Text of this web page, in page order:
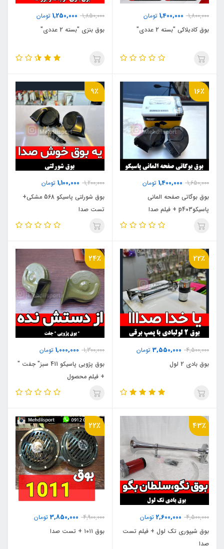
1,800,000
1,400,000 تومان
بوق کادیلاکی "بسته 2 عددی"
1,850,000
1,250,000 تومان
بوق بنزی "بسته 2 عددی"
16٪
1,650,000
1,400,000 تومان
بوق بوگاتی صفحه المانی
پاسیکوp403 + فیلم صدا
9٪
1,200,000
1,100,000 تومان
بوق شورلتی پاسیکو 568 مشکی+
تست صدا
22٪
4,500,000
3,550,000 تومان
بوق بادی 2 لول
24٪
1,300,000
1,000,000 تومان
بوق پژویی پاسیکو 411 سبز" جفت "
+ فیلم محصول
43٪
4,500,000
2,600,000 تومان
بوق شیپوری تک لول + فیلم تست
صدا
22٪
4,900,000
3,850,000 تومان
بوق ۱۰۱۱ + تست صدا